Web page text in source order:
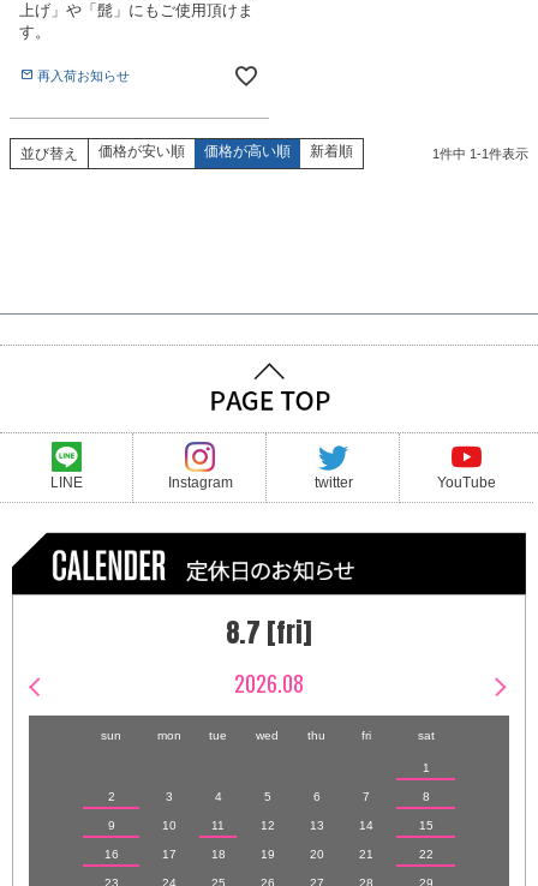
上げ」や「髭」にもご使用頂けま
す。
再入荷お知らせ
並び替え 価格が安い順 価格が高い順 新着順 1件中 1-1件表示
LINE Instagram twitter YouTube
8.7 [fri]
2026.08
sun mon tue wed thu fri sat
1
2 3 4 5 6 7 8
9 10 11 12 13 14 15
16 17 18 19 20 21 22